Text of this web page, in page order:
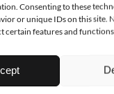
Consenting to these
or unique IDs on this site.
certain features and